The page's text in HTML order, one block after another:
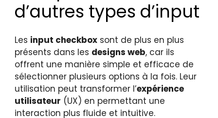
d’autres types d’input
Les input checkbox sont de plus en plus
présents dans les designs web, car ils
offrent une manière simple et efficace de
sélectionner plusieurs options à la fois. Leur
utilisation peut transformer l’expérience
utilisateur (UX) en permettant une
interaction plus fluide et intuitive.